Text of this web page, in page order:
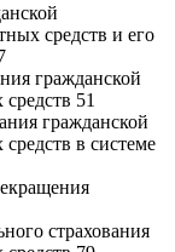
средств и его
гражданской
51
гражданской
в системе
страхования